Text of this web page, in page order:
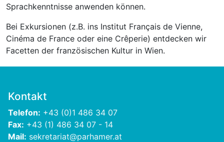
Sprachkenntnisse anwenden können.
Bei Exkursionen (z.B. ins Institut Français de Vienne,
Cinéma de France oder eine Crêperie) entdecken wir
Facetten der französischen Kultur in Wien.
Kontakt
Telefon: +43 (0)1 486 34 07
Fax: +43 (1) 486 34 07 - 14
Mail: sekretariat@parhamer.at